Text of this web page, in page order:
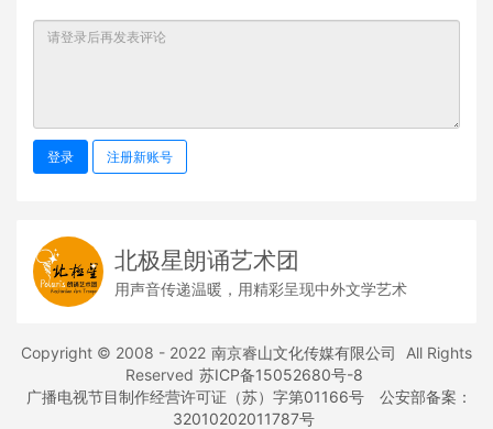
登录 注册新账号
北极星朗诵艺术团
用声音传递温暖，用精彩呈现中外文学艺术
Copyright © 2008 - 2022 南京睿山文化传媒有限公司
All Rights
Reserved 苏ICP备15052680号-8
广播电视节目制作经营许可证（苏）字第01166号
公安部备案：
32010202011787号